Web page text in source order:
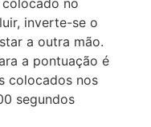
inverte-se o
a outra mão.
a pontuação é
colocados nos
segundos